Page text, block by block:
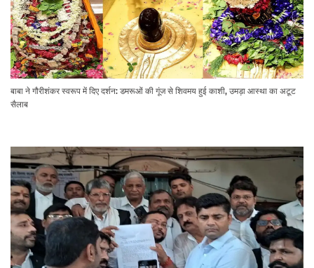
बाबा ने गौरीशंकर स्वरूप में दिए दर्शन: डमरूओं की गूंज से शिवमय हुई काशी, उमड़ा आस्था का अटूट
सैलाब